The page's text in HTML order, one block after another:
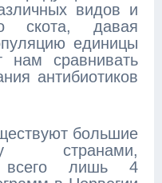
видов и
скота, давая
единицы
нам сравнивать
антибиотиков
большие
странами,
всего лишь 4